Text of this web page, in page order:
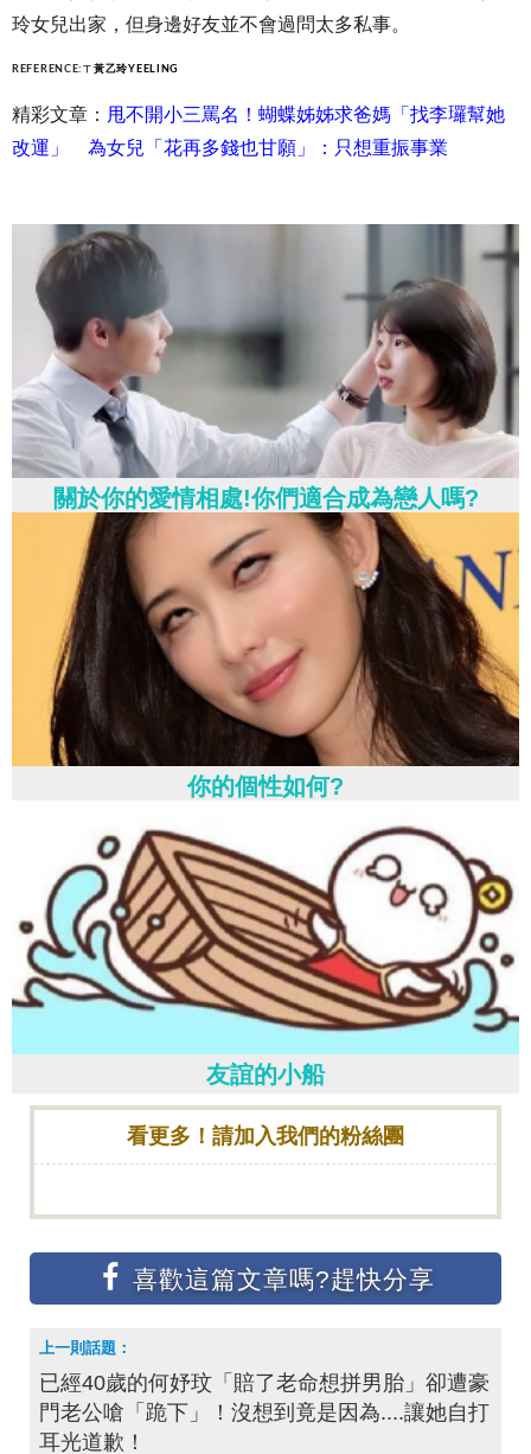
玲女兒出家，但身邊好友並不會過問太多私事。
REFERENCE: ㄒ黃乙玲YEELING
精彩文章： 甩不開小三罵名！蝴蝶姊姊求爸媽「找李㼈幫她
改運」 為女兒「花再多錢也甘願」：只想重振事業
關於你的愛情相處!你們適合成為戀人嗎?
你的個性如何?
友誼的小船
看更多！請加入我們的粉絲團
已經40歲的何妤玟「賠了老命想拼男胎」卻遭豪
門老公嗆「跪下」！沒想到竟是因為....讓她自打
耳光道歉！